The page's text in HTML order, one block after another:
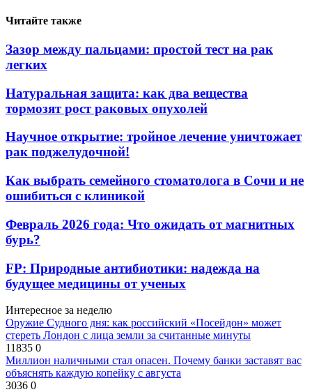
Читайте также
Зазор между пальцами: простой тест на рак
легких
Натуральная защита: как два вещества
тормозят рост раковых опухолей
Научное открытие: тройное лечение уничтожает
рак поджелудочной!
Как выбрать семейного стоматолога в Сочи и не
ошибиться с клиникой
Февраль 2026 года: Что ожидать от магнитных
бурь?
FP: Природные антибиотики: надежда на
будущее медицины от ученых
Интересное за неделю
Оружие Судного дня: как российский «Посейдон» может
стереть Лондон с лица земли за считанные минуты
11835 0
Миллион наличными стал опасен. Почему банки заставят вас
объяснять каждую копейку с августа
3036 0